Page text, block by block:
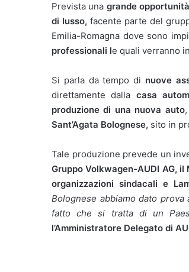
Prevista una grande
di lusso, facente parte del
Emilia-Romagna dove sono
professionali le quali verranno
Si parla da tempo di nuove
direttamente dalla casa
produzione di una nuova auto
Sant’Agata Bolognese, sito in
Tale produzione prevede un
Gruppo Volkwagen-AUDI AG,
organizzazioni sindacali e
Bolognese abbiamo dato
fatto che si tratta di un
l’Amministratore Delegato di